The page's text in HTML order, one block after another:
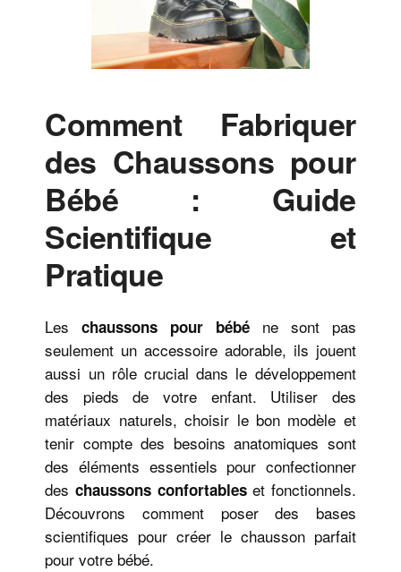
Comment Fabriquer
des Chaussons pour
Bébé : Guide
Scientifique et
Pratique
Leschaussons pour bébé ne sont pas
seulement un accessoire adorable, ils jouent
aussi un rôle crucial dans le développement
des pieds de votre enfant. Utiliser des
matériaux naturels, choisir le bon modèle et
tenir compte des besoins anatomiques sont
des éléments essentiels pour confectionner
des chaussons confortableset fonctionnels.
Découvrons comment poser des bases
scientifiques pour créer le chausson parfait
pour votre bébé.